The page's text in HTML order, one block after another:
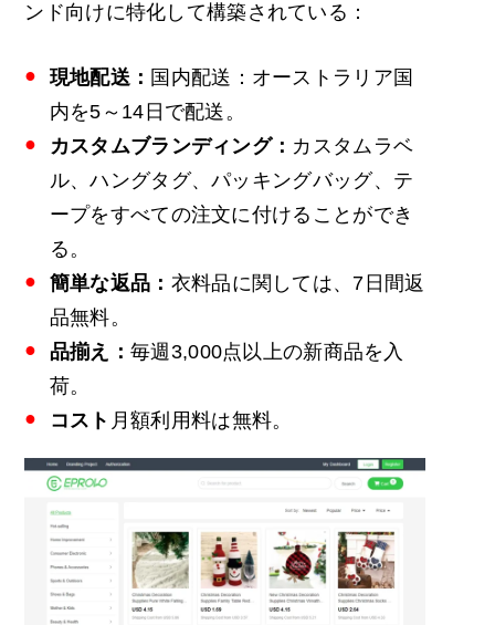
ンド向けに特化して構築されている：
現地配送： 国内配送：オーストラリア国
内を5～14日で配送。
カスタムブランディング： カスタムラベ
ル、ハングタグ、パッキングバッグ、テ
ープをすべての注文に付けることができ
る。
簡単な返品： 衣料品に関しては、7日間返
品無料。
品揃え：毎週3,000点以上の新商品を入
荷。
コスト 月額利用料は無料。